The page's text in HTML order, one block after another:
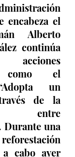
encabeza el
Alberto
continúa
acciones
como el
un
de la
entre
Durante una
cabo ayer